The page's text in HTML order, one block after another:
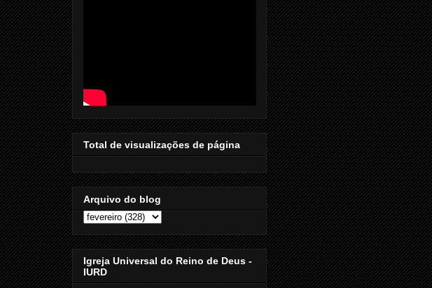
Total de visualizações de página
Arquivo do blog
Igreja Universal do Reino de Deus -
IURD